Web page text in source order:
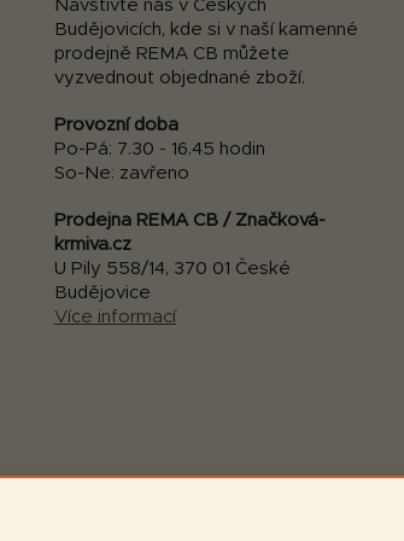
Navštivte nás v Českých
Budějovicích, kde si v naší kamenné
prodejně REMA CB můžete
vyzvednout objednané zboží.
Provozní doba
Po-Pá: 7.30 - 16.45 hodin
So-Ne: zavřeno
Prodejna REMA CB / Značková-
krmiva.cz
U Pily 558/14, 370 01 České
Budějovice
Více informací